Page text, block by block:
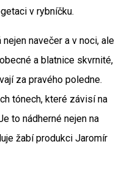
v rybníčku.
navečer a v noci, ale
a blatnice skvrnité,
za pravého poledne.
tónech, které závisí na
to nádherné nejen na
žabí produkci Jaromír